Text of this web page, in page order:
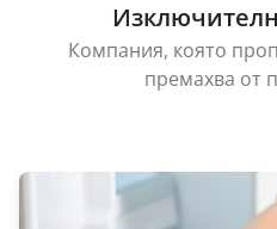
Компания, която
премахва от